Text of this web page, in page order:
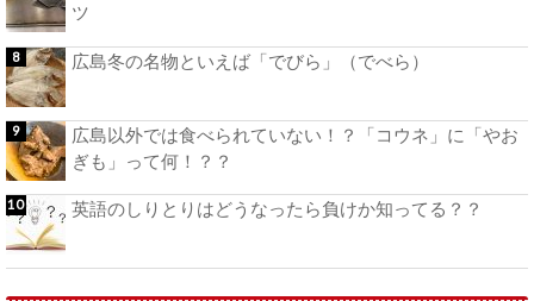
ツ
広島冬の名物といえば「でびら」（でべら）
広島以外では食べられていない！？「コウネ」に「やお
ぎも」って何！？？
英語のしりとりはどうなったら負けか知ってる？？